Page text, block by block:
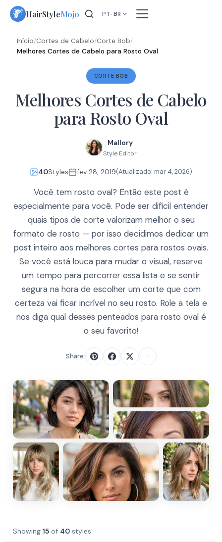
Skip
HairStyleMojo PT-BR
Início/Cortes de Cabelo/Corte Bob/
Melhores Cortes de Cabelo para Rosto Oval
CORTE BOB
Melhores Cortes de Cabelo
para Rosto Oval
Mallory
Style Editor
40Styles fev 28, 2019(Atualizado: mar 4, 2026)
Você tem rosto oval? Então este post é
especialmente para você. Pode ser difícil entender
quais tipos de corte valorizam melhor o seu
formato de rosto — por isso decidimos dedicar um
post inteiro aos melhores cortes para rostos ovais.
Se você está louca para mudar o visual, reserve
um tempo para percorrer essa lista e se sentir
segura na hora de escolher um corte que com
certeza vai ficar incrível no seu rosto. Role a tela e
nos diga qual desses penteados para rosto oval é
o seu favorito!
Share:
Showing 15 of 40 styles